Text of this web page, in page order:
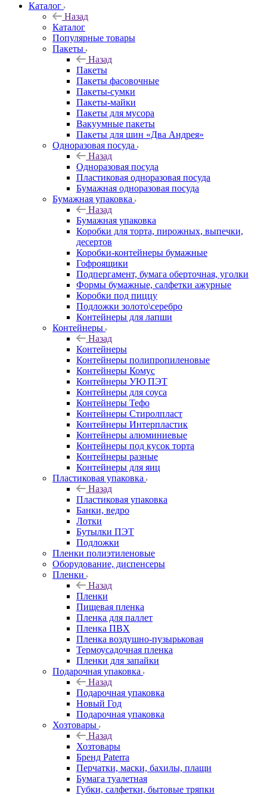
Каталог
Назад
Каталог
Популярные товары
Пакеты
Назад
Пакеты
Пакеты фасовочные
Пакеты-сумки
Пакеты-майки
Пакеты для мусора
Вакуумные пакеты
Пакеты для шин «Два Андрея»
Одноразовая посуда
Назад
Одноразовая посуда
Пластиковая одноразовая посуда
Бумажная одноразовая посуда
Бумажная упаковка
Назад
Бумажная упаковка
Коробки для торта, пирожных, выпечки,
десертов
Коробки-контейнеры бумажные
Гофроящики
Подпергамент, бумага оберточная, уголки
Формы бумажные, салфетки ажурные
Коробки под пиццу
Подложки золото\серебро
Контейнеры для лапши
Контейнеры
Назад
Контейнеры
Контейнеры полипропиленовые
Контейнеры Комус
Контейнеры УЮ ПЭТ
Контейнеры для соуса
Контейнеры Тефо
Контейнеры Стиролпласт
Контейнеры Интерпластик
Контейнеры алюминиевые
Контейнеры под кусок торта
Контейнеры разные
Контейнеры для яиц
Пластиковая упаковка
Назад
Пластиковая упаковка
Банки, ведро
Лотки
Бутылки ПЭТ
Подложки
Пленки полиэтиленовые
Оборудование, диспенсеры
Пленки
Назад
Пленки
Пищевая пленка
Пленка для паллет
Пленка ПВХ
Пленка воздушно-пузырьковая
Термоусадочная пленка
Пленки для запайки
Подарочная упаковка
Назад
Подарочная упаковка
Новый Год
Подарочная упаковка
Хозтовары
Назад
Хозтовары
Бренд Paterra
Перчатки, маски, бахилы, плащи
Бумага туалетная
Губки, салфетки, бытовые тряпки